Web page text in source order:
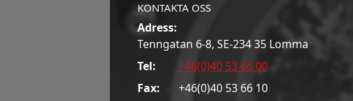
KONTAKTA OSS
Adress:
Tenngatan 6-8, SE-234 35 Lomma
Tel:
+46(0)40 53 66 00
Fax:
+46(0)40 53 66 10